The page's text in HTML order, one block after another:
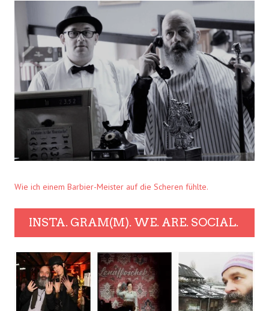
Wie ich einem Barbier-Meister auf die Scheren fühlte.
INSTA. GRAM(M). WE. ARE. SOCIAL.